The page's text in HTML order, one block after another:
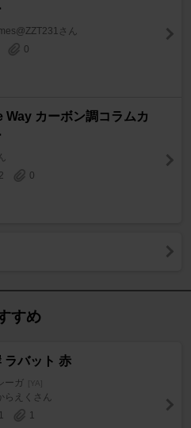
さん
0
Way カーボン調コラムカ
0
すめ
ラバット 赤
ーガ [YA]
らえくさん
1